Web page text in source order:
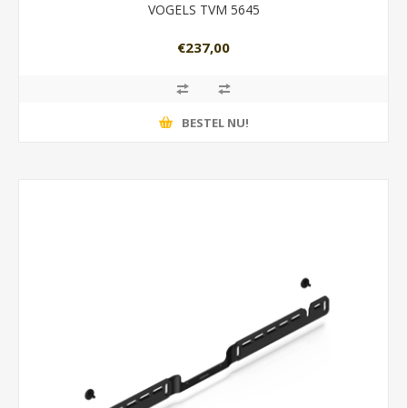
VOGELS TVM 5645
€237,00
BESTEL NU!